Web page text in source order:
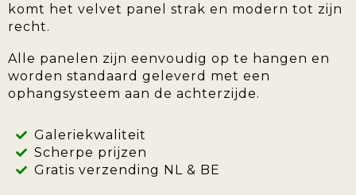
komt het velvet panel strak en modern tot zijn
recht.
Alle panelen zijn eenvoudig op te hangen en
worden standaard geleverd met een
ophangsysteem aan de achterzijde.
Galeriekwaliteit
Scherpe prijzen
Gratis verzending NL & BE